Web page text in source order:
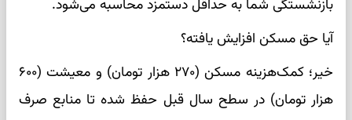
بازنشستگی شما به حداقل دستمزد محاسبه می‌شود.
آیا حق مسکن افزایش یافته؟
خیر؛ کمک‌هزینه مسکن (۲۷۰ هزار تومان) و معیشت (۶۰۰
هزار تومان) در سطح سال قبل حفظ شده تا منابع صرف